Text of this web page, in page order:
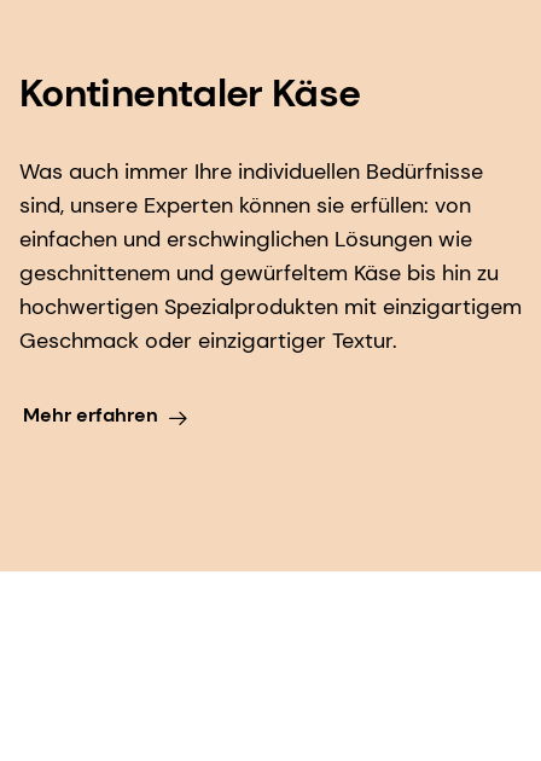
Kontinentaler Käse
Was auch immer Ihre individuellen Bedürfnisse
sind, unsere Experten können sie erfüllen: von
einfachen und erschwinglichen Lösungen wie
geschnittenem und gewürfeltem Käse bis hin zu
hochwertigen Spezialprodukten mit einzigartigem
Geschmack oder einzigartiger Textur.
Mehr erfahren